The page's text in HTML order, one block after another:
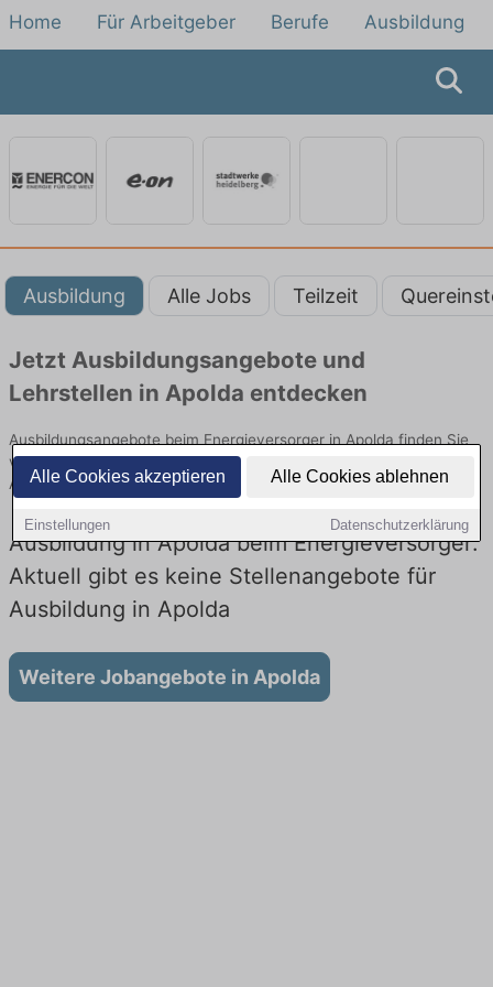
Alle Cookies akzeptieren Alle Cookies ablehnen
Einstellungen Datenschutzerklärung
Home Für Arbeitgeber Berufe Ausbildung
Ausbildung Alle Jobs Teilzeit
Jetzt Ausbildungsangebote und
Lehrstellen in Apolda entdecken
Ausbildungsangebote beim Energieversorger in Apolda finden Sie
von namhaften Firmen. Entdecken Sie freie Optionen von Top-
Arbeitgebern und bewerben Sie sich noch heute.
Ausbildung in Apolda beim Energieversorger:
Aktuell gibt es keine Stellenangebote für
Ausbildung in Apolda
Weitere Jobangebote in Apolda